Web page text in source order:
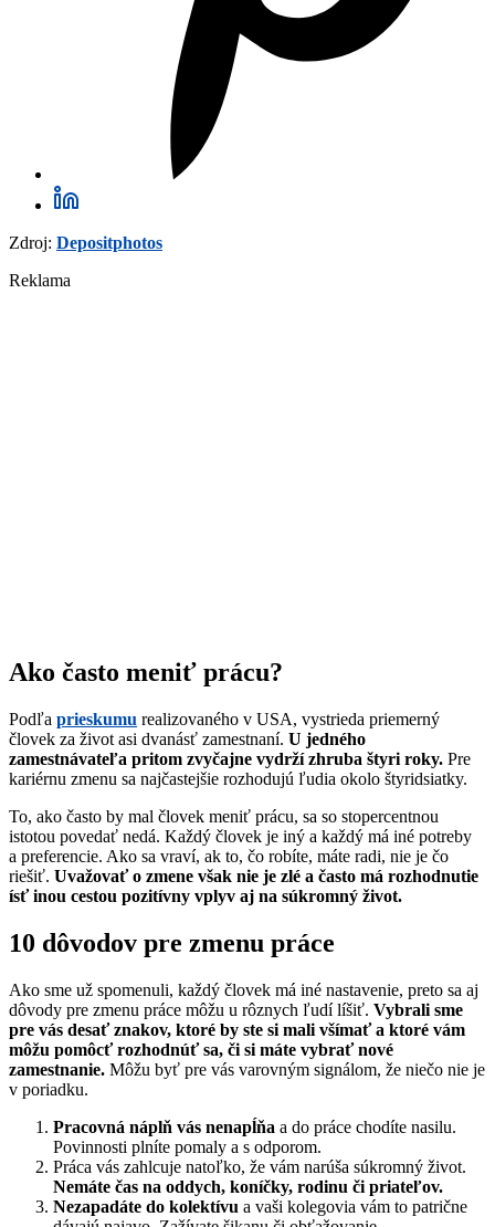
Zdroj: Depositphotos
Reklama
Ako často meniť prácu?
Podľa prieskumu realizovaného v USA, vystrieda priemerný
človek za život asi dvanásť zamestnaní. U jedného
zamestnávateľa pritom zvyčajne vydrží zhruba štyri roky. Pre
kariérnu zmenu sa najčastejšie rozhodujú ľudia okolo štyridsiatky.
To, ako často by mal človek meniť prácu, sa so stopercentnou
istotou povedať nedá. Každý človek je iný a každý má iné potreby
a preferencie. Ako sa vraví, ak to, čo robíte, máte radi, nie je čo
riešiť. Uvažovať o zmene však nie je zlé a často má rozhodnutie
ísť inou cestou pozitívny vplyv aj na súkromný život.
10 dôvodov pre zmenu práce
Ako sme už spomenuli, každý človek má iné nastavenie, preto sa aj
dôvody pre zmenu práce môžu u rôznych ľudí líšiť. Vybrali sme
pre vás desať znakov, ktoré by ste si mali všímať a ktoré vám
môžu pomôcť rozhodnúť sa, či si máte vybrať nové
zamestnanie. Môžu byť pre vás varovným signálom, že niečo nie je
v poriadku.
Pracovná náplň vás nenapĺňa a do práce chodíte nasilu.
Povinnosti plníte pomaly a s odporom.
Práca vás zahlcuje natoľko, že vám narúša súkromný život.
Nemáte čas na oddych, koníčky, rodinu či priateľov.
Nezapadáte do kolektívu a vaši kolegovia vám to patrične